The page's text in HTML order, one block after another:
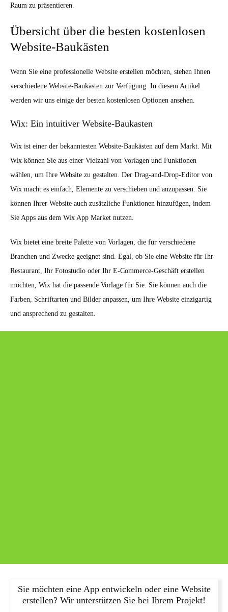
Raum zu präsentieren.
Übersicht über die besten kostenlosen
Website-Baukästen
Wenn Sie eine professionelle Website erstellen möchten, stehen Ihnen
verschiedene Website-Baukästen zur Verfügung. In diesem Artikel
werden wir uns einige der besten kostenlosen Optionen ansehen.
Wix: Ein intuitiver Website-Baukasten
Wix ist einer der bekanntesten Website-Baukästen auf dem Markt. Mit
Wix können Sie aus einer Vielzahl von Vorlagen und Funktionen
wählen, um Ihre Website zu gestalten. Der Drag-and-Drop-Editor von
Wix macht es einfach, Elemente zu verschieben und anzupassen. Sie
können Ihrer Website auch zusätzliche Funktionen hinzufügen, indem
Sie Apps aus dem Wix App Market nutzen.
Wix bietet eine breite Palette von Vorlagen, die für verschiedene
Branchen und Zwecke geeignet sind. Egal, ob Sie eine Website für Ihr
Restaurant, Ihr Fotostudio oder Ihr E-Commerce-Geschäft erstellen
möchten, Wix hat die passende Vorlage für Sie. Sie können auch die
Farben, Schriftarten und Bilder anpassen, um Ihre Website einzigartig
und ansprechend zu gestalten.
Sie möchten eine App entwickeln oder eine Website
erstellen? Wir unterstützen Sie bei Ihrem Projekt!